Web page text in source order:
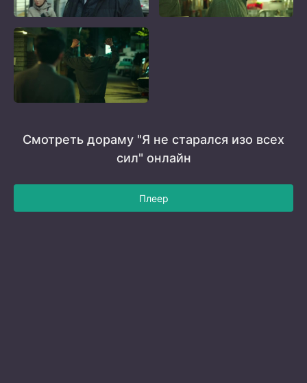
Смотреть дораму "Я не старался изо всех
сил" онлайн
Плеер